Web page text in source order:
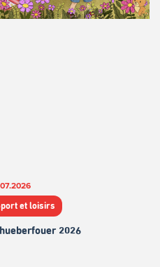
et loisirs
2026